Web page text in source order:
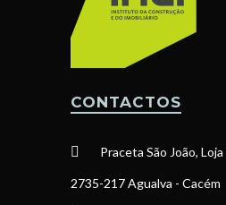
CONTACTOS
Praceta São João, Loja
2735-217 Agualva - Cacém